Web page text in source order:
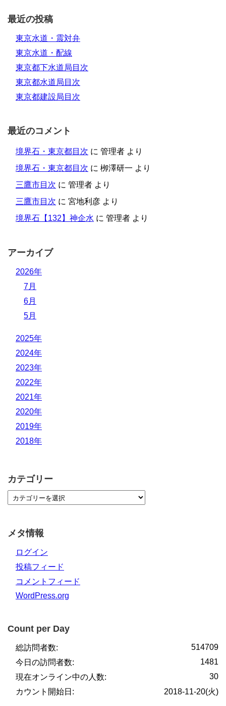
最近の投稿
東京水道・震対弁
東京水道・配線
東京都下水道局目次
東京都水道局目次
東京都建設局目次
最近のコメント
境界石・東京都目次 に 管理者 より
境界石・東京都目次 に 栁澤研一 より
三鷹市目次 に 管理者 より
三鷹市目次 に 宮地利彦 より
境界石【132】神企水 に 管理者 より
アーカイブ
2026年
7月
6月
5月
2025年
2024年
2023年
2022年
2021年
2020年
2019年
2018年
カテゴリー
メタ情報
ログイン
投稿フィード
コメントフィード
WordPress.org
Count per Day
514709
総訪問者数:
1481
今日の訪問者数:
30
現在オンライン中の人数:
2018-11-20(火)
カウント開始日: